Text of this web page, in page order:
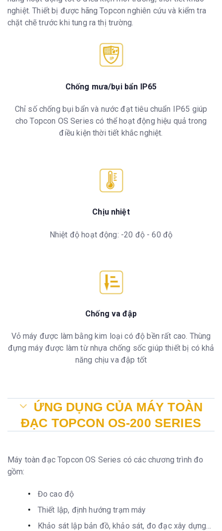
nghiệt. Thiết bị được hãng Topcon nghiên cứu và kiểm tra
chặt chẽ trước khi tung ra thị trường.
Chống mưa/bụi bẩn IP65
Chỉ số chống bụi bẩn và nước đạt tiêu chuẩn IP65 giúp
cho Topcon OS Series có thể hoạt động hiệu quả trong
điều kiện thời tiết khắc nghiệt.
Chịu nhiệt
Nhiệt độ hoạt động: -20 độ - 60 độ
Chống va đập
Vỏ máy được làm bằng kim loại có độ bền rất cao. Thùng
đựng máy được làm từ nhựa chống sốc giúp thiết bị có khả
năng chịu va đập tốt
ỨNG DỤNG CỦA MÁY TOÀN
ĐẠC TOPCON OS-200 SERIES
Máy toàn đạc Topcon OS Series có các chương trình đo
gồm:
Đo cao độ
Thiết lập, định hướng trạm máy
Khảo sát lập bản đồ, khảo sát, đo đạc xây dựng…